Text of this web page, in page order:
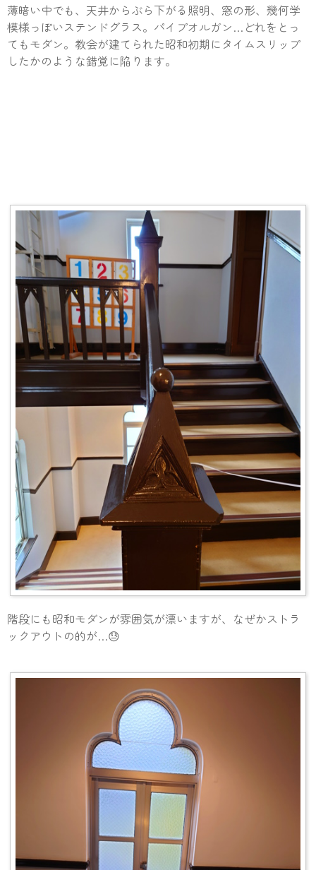
薄暗い中でも、天井からぶら下がる照明、窓の形、幾何学
模様っぽいステンドグラス。パイプオルガン…どれをとっ
てもモダン。教会が建てられた昭和初期にタイムスリップ
したかのような錯覚に陥ります。
階段にも昭和モダンが雰囲気が漂いますが、なぜかストラ
ックアウトの的が…😓